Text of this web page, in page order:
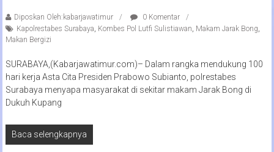
Diposkan Oleh:kabarjawatimur
0 Komentar
Kapolrestabes Surabaya Kombes Pol Lutfi Sulistiawan Makam Jarak Bong
Makan Bergizi
SURABAYA,(Kabarjawatimur.com)– Dalam rangka mendukung 100
hari kerja Asta Cita Presiden Prabowo Subianto, polrestabes
Surabaya menyapa masyarakat di sekitar makam Jarak Bong di
Dukuh Kupang
Baca selengkapnya